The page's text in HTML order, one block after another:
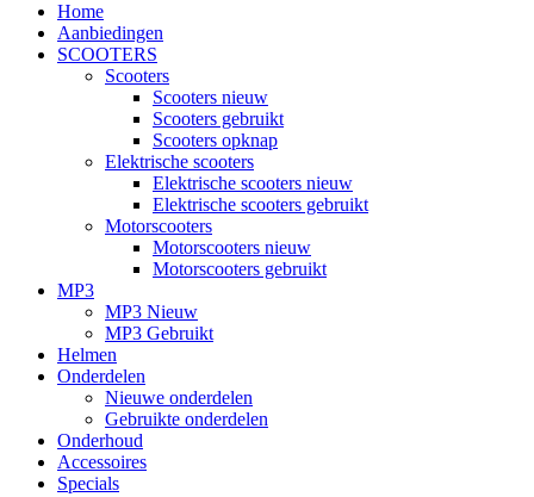
Home
Aanbiedingen
SCOOTERS
Scooters
Scooters nieuw
Scooters gebruikt
Scooters opknap
Elektrische scooters
Elektrische scooters nieuw
Elektrische scooters gebruikt
Motorscooters
Motorscooters nieuw
Motorscooters gebruikt
MP3
MP3 Nieuw
MP3 Gebruikt
Helmen
Onderdelen
Nieuwe onderdelen
Gebruikte onderdelen
Onderhoud
Accessoires
Specials